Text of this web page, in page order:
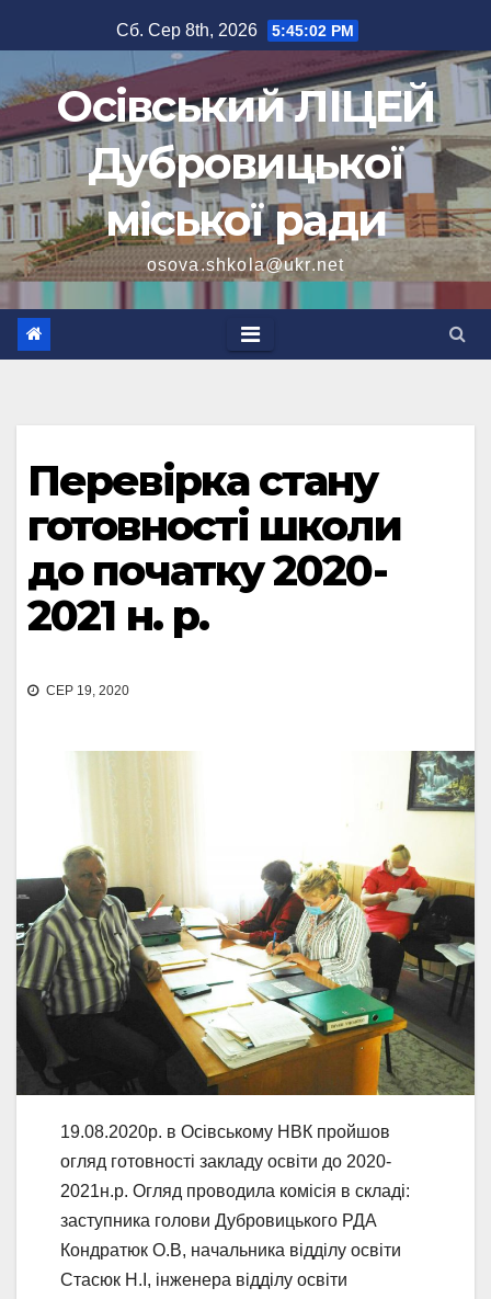
до
вмісту
Сб. Сер 8th, 2026 5:45:03 PM
Осівський ЛІЦЕЙ
Дубровицької
міської ради
osova.shkola@ukr.net
Перевірка стану
готовності школи
до початку 2020-
2021 н. р.
СЕР 19, 2020
19.08.2020р. в Осівському НВК пройшов
огляд готовності закладу освіти до 2020-
2021н.р. Огляд проводила комісія в складі:
заступника голови Дубровицького РДА
Кондратюк О.В, начальника відділу освіти
Стасюк Н.І, інженера відділу освіти